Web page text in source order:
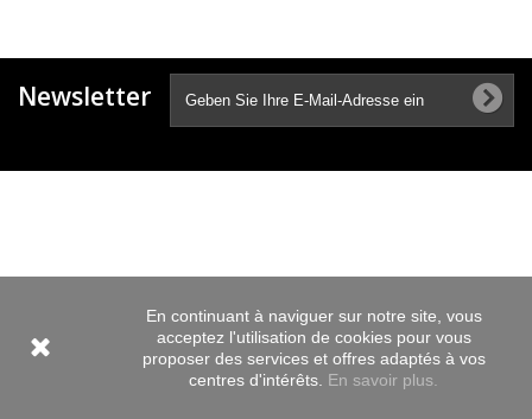
Newsletter
En continuant à naviguer sur notre site, vous
acceptez l'utilisation de cookies pour vous
proposer des services et offres adaptés à vos
centres d'intérêts. En savoir plus.